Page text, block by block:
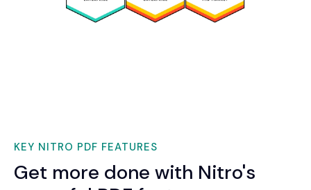
KEY NITRO PDF FEATURES
Get more done with Nitro's